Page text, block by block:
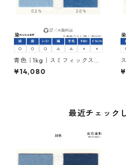
青色｜1kg｜スミフィックスス
ープラブルーBRF150％｜反応
染料
¥14,080
最近チェック